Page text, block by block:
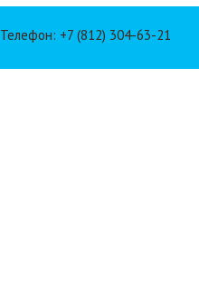
Телефон: +7 (812) 304-63-21